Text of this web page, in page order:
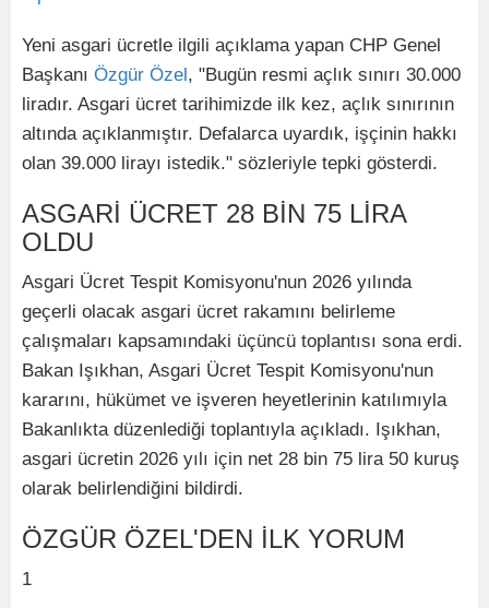
Yeni asgari ücretle ilgili açıklama yapan CHP Genel
Başkanı Özgür Özel, "Bugün resmi açlık sınırı 30.000
liradır. Asgari ücret tarihimizde ilk kez, açlık sınırının
altında açıklanmıştır. Defalarca uyardık, işçinin hakkı
olan 39.000 lirayı istedik." sözleriyle tepki gösterdi.
ASGARİ ÜCRET 28 BİN 75 LİRA
OLDU
Asgari Ücret Tespit Komisyonu'nun 2026 yılında
geçerli olacak asgari ücret rakamını belirleme
çalışmaları kapsamındaki üçüncü toplantısı sona erdi.
Bakan Işıkhan, Asgari Ücret Tespit Komisyonu'nun
kararını, hükümet ve işveren heyetlerinin katılımıyla
Bakanlıkta düzenlediği toplantıyla açıkladı. Işıkhan,
asgari ücretin 2026 yılı için net 28 bin 75 lira 50 kuruş
olarak belirlendiğini bildirdi.
ÖZGÜR ÖZEL'DEN İLK YORUM
1